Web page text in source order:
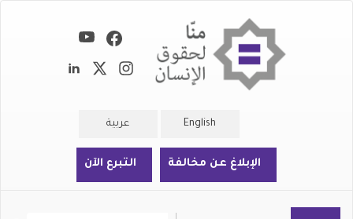
English عربية
الإبلاغ عن مخالفة التبرع الآن